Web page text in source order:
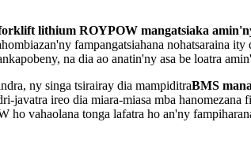
lithium ROYPOW mangatsiaka
fampangatsiahana nohatsaraina
na dia ao anatin'ny asa be loatra
ny singa tsirairay dia mampiditraBMS
javatra ireo dia miara-miasa mba
vahaolana tonga lafatra ho an'ny